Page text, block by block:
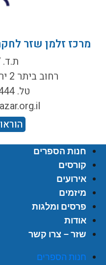
מרכז זלמן שזר
ת.ד. 10477
רחוב ביתר 2 ירושלים 9110401
טל. 02-5650444
חנות הספרים
קורסים
אירועים
מיזמים
פרסים ומלגות
אודות
שזר – צרו קשר
חנות הספרים